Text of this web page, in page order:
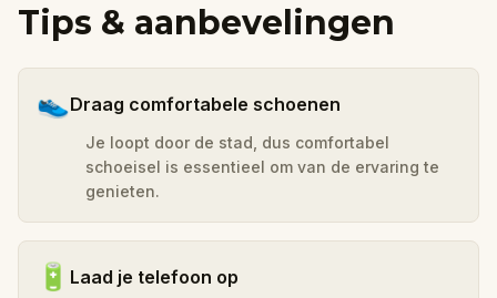
Tips & aanbevelingen
👟Draag comfortabele schoenen
Je loopt door de stad, dus comfortabel
schoeisel is essentieel om van de ervaring te
genieten.
🔋 Laad je telefoon op